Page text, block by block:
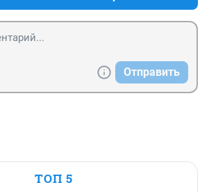
Отправить
ТОП 5